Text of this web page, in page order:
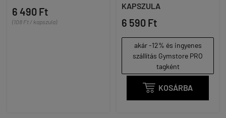
6 490 Ft
(108 Ft / kapszula)
KAPSZULA
6 590 Ft
akár -12% és ingyenes
szállítás Gymstore PRO
tagként
 KOSÁRBA